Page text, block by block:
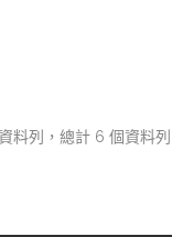
料列，總計 6 個資料列